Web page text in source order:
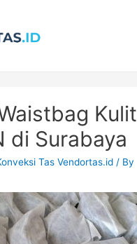
Kulit
di Surabaya
Tas Vendortas.id / By